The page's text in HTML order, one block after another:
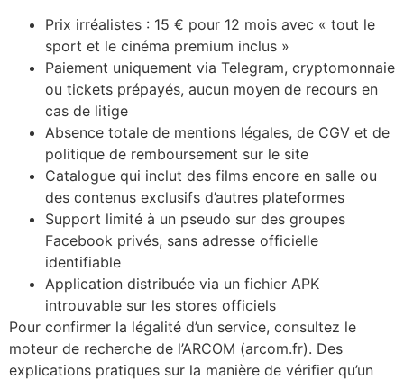
Prix irréalistes : 15 € pour 12 mois avec « tout le
sport et le cinéma premium inclus »
Paiement uniquement via Telegram, cryptomonnaie
ou tickets prépayés, aucun moyen de recours en
cas de litige
Absence totale de mentions légales, de CGV et de
politique de remboursement sur le site
Catalogue qui inclut des films encore en salle ou
des contenus exclusifs d’autres plateformes
Support limité à un pseudo sur des groupes
Facebook privés, sans adresse officielle
identifiable
Application distribuée via un fichier APK
introuvable sur les stores officiels
Pour confirmer la légalité d’un service, consultez le
moteur de recherche de l’ARCOM (arcom.fr). Des
explications pratiques sur la manière de vérifier qu’un